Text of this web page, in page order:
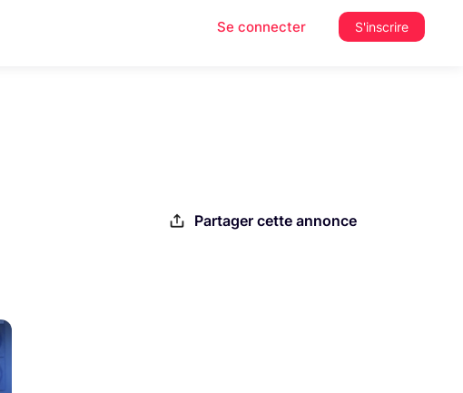
Se connecter S'inscrire
Partager cette annonce